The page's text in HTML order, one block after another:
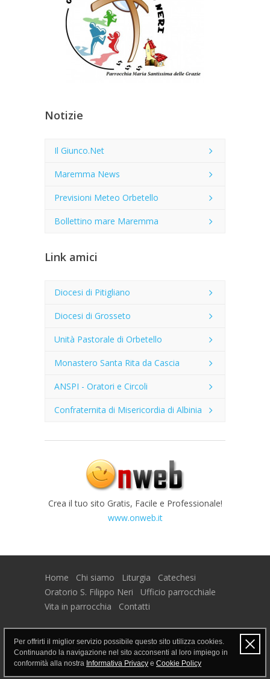
Notizie
Il Giunco.Net
Maremma News
Previsioni Meteo Orbetello
Bollettino mare Maremma
Link amici
Diocesi di Pitigliano
Diocesi di Grosseto
Unità Pastorale di Orbetello
Monastero Santa Rita da Cascia
ANSPI - Oratori e Circoli
Confraternita di Misericordia di Albinia
Crea il tuo sito Gratis, Facile e Professionale!
www.onweb.it
Home Chi siamo Liturgia
Catechesi
Oratorio S. Filippo Neri
Ufficio parrocchiale
Vita in parrocchia
Contatti
www.parrocchiadialbinia.it © 2026 -Onweb-
517438 visitatori -Area riservata
Per offrirti il miglior servizio possibile questo sito utilizza cookies.
Continuando la navigazione nel sito acconsenti al loro impiego in
conformità alla nostra Informativa Privacy e Cookie Policy